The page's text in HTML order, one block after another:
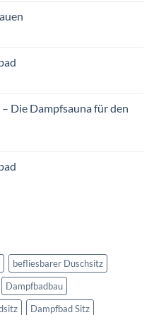
Die Dampfsauna für den
befliesbarer Duschsitz
Dampfbadbau
Dampfbad Sitz